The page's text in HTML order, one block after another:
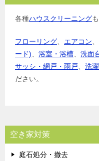
各種ハウスクリーニング
フローリング エアコン
ード)
浴室・浴槽 洗面
サッシ・網戸・雨戸
洗
ださい。
空き家対策
庭石処分・撤去